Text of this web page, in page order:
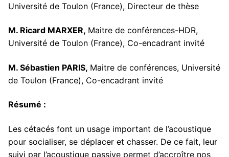
Université de Toulon (France), Directeur de thèse
M. Ricard MARXER, Maitre de conférences-HDR,
Université de Toulon (France), Co-encadrant invité
M. Sébastien PARIS, Maitre de conférences, Université
de Toulon (France), Co-encadrant invité
Résumé :
Les cétacés font un usage important de l’acoustique
pour socialiser, se déplacer et chasser. De ce fait, leur
suivi par l’acoustique passive permet d’accroître nos